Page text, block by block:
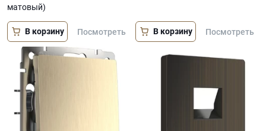
матовый)
В корзину Посмотреть В корзину Посмотреть